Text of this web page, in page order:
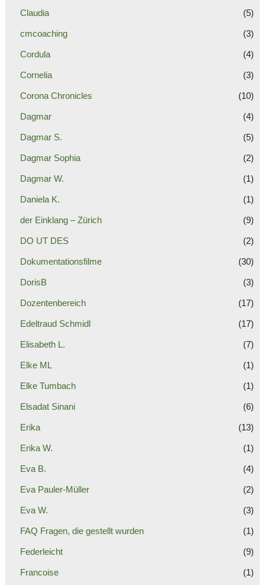
Claudia (5)
cmcoaching (3)
Cordula (4)
Cornelia (3)
Corona Chronicles (10)
Dagmar (4)
Dagmar S. (5)
Dagmar Sophia (2)
Dagmar W. (1)
Daniela K. (1)
der Einklang – Zürich (9)
DO UT DES (2)
Dokumentationsfilme (30)
DorisB (3)
Dozentenbereich (17)
Edeltraud Schmidl (17)
Elisabeth L. (7)
Elke ML (1)
Elke Tumbach (1)
Elsadat Sinani (6)
Erika (13)
Erika W. (1)
Eva B. (4)
Eva Pauler-Müller (2)
Eva W. (3)
FAQ Fragen, die gestellt wurden (1)
Federleicht (9)
Francoise (1)